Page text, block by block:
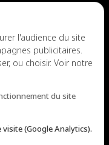
14h – 18h
l'audience du site
publicitaires.
ou choisir. Voir notre
du site
(Google Analytics).